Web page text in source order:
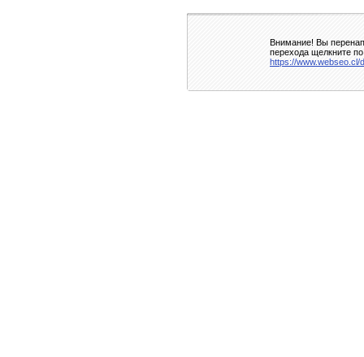
Внимание! Вы
перехода щелкните
https://www.webseo.cl/